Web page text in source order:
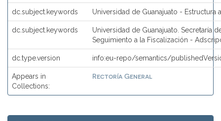
dc.subject.keywords Universidad de Guanajuato - Estructura
dc.subject.keywords
Universidad de Guanajuato. Secretaría
Seguimiento a la Fiscalización -
dc.type.version info:eu-repo/semantics/
Appears in
Collections:
Rectoría General